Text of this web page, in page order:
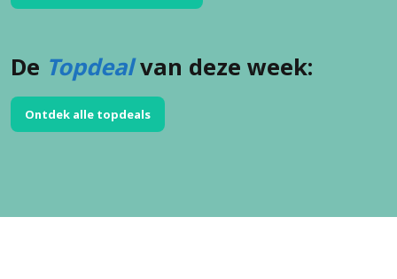
De Topdealvan deze week:
Ontdek alle topdeals